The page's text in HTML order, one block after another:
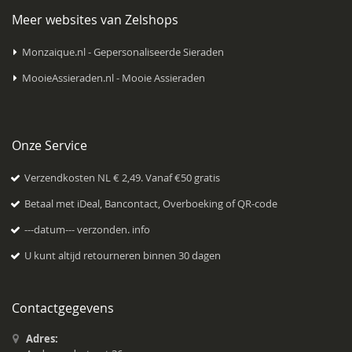
Meer websites van Zelshops
Monzaique.nl - Gepersonaliseerde Sieraden
MooieAssieraden.nl - Mooie Assieraden
Onze Service
Verzendkosten NL € 2,49. Vanaf €50 gratis
Betaal met iDeal, Bancontact, Overboeking of QR-code
---datum--- verzonden. info
U kunt altijd retourneren binnen 30 dagen
Contactgegevens
Adres: